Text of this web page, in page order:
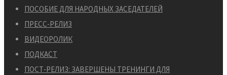
ПОСОБИЕ ДЛЯ НАРОДНЫХ ЗАСЕДАТЕЛЕЙ
ПРЕСС-РЕЛИЗ
ВИДЕОРОЛИК
ПОДКАСТ
ПОСТ-РЕЛИЗ: ЗАВЕРШЕНЫ ТРЕНИНГИ ДЛЯ